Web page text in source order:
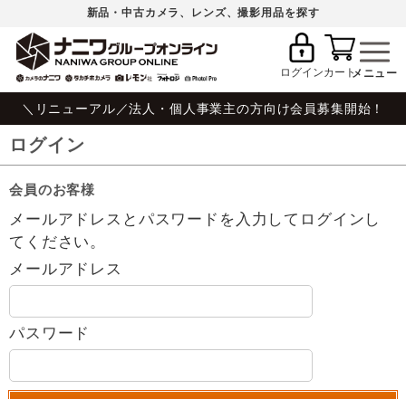
新品・中古カメラ、レンズ、撮影用品を探す
ログインカート
＼リニューアル／法人・個人事業主の方向け会員募集開始！
ログイン
会員のお客様
メールアドレスとパスワードを入力してログインし
てください。
メールアドレス
パスワード